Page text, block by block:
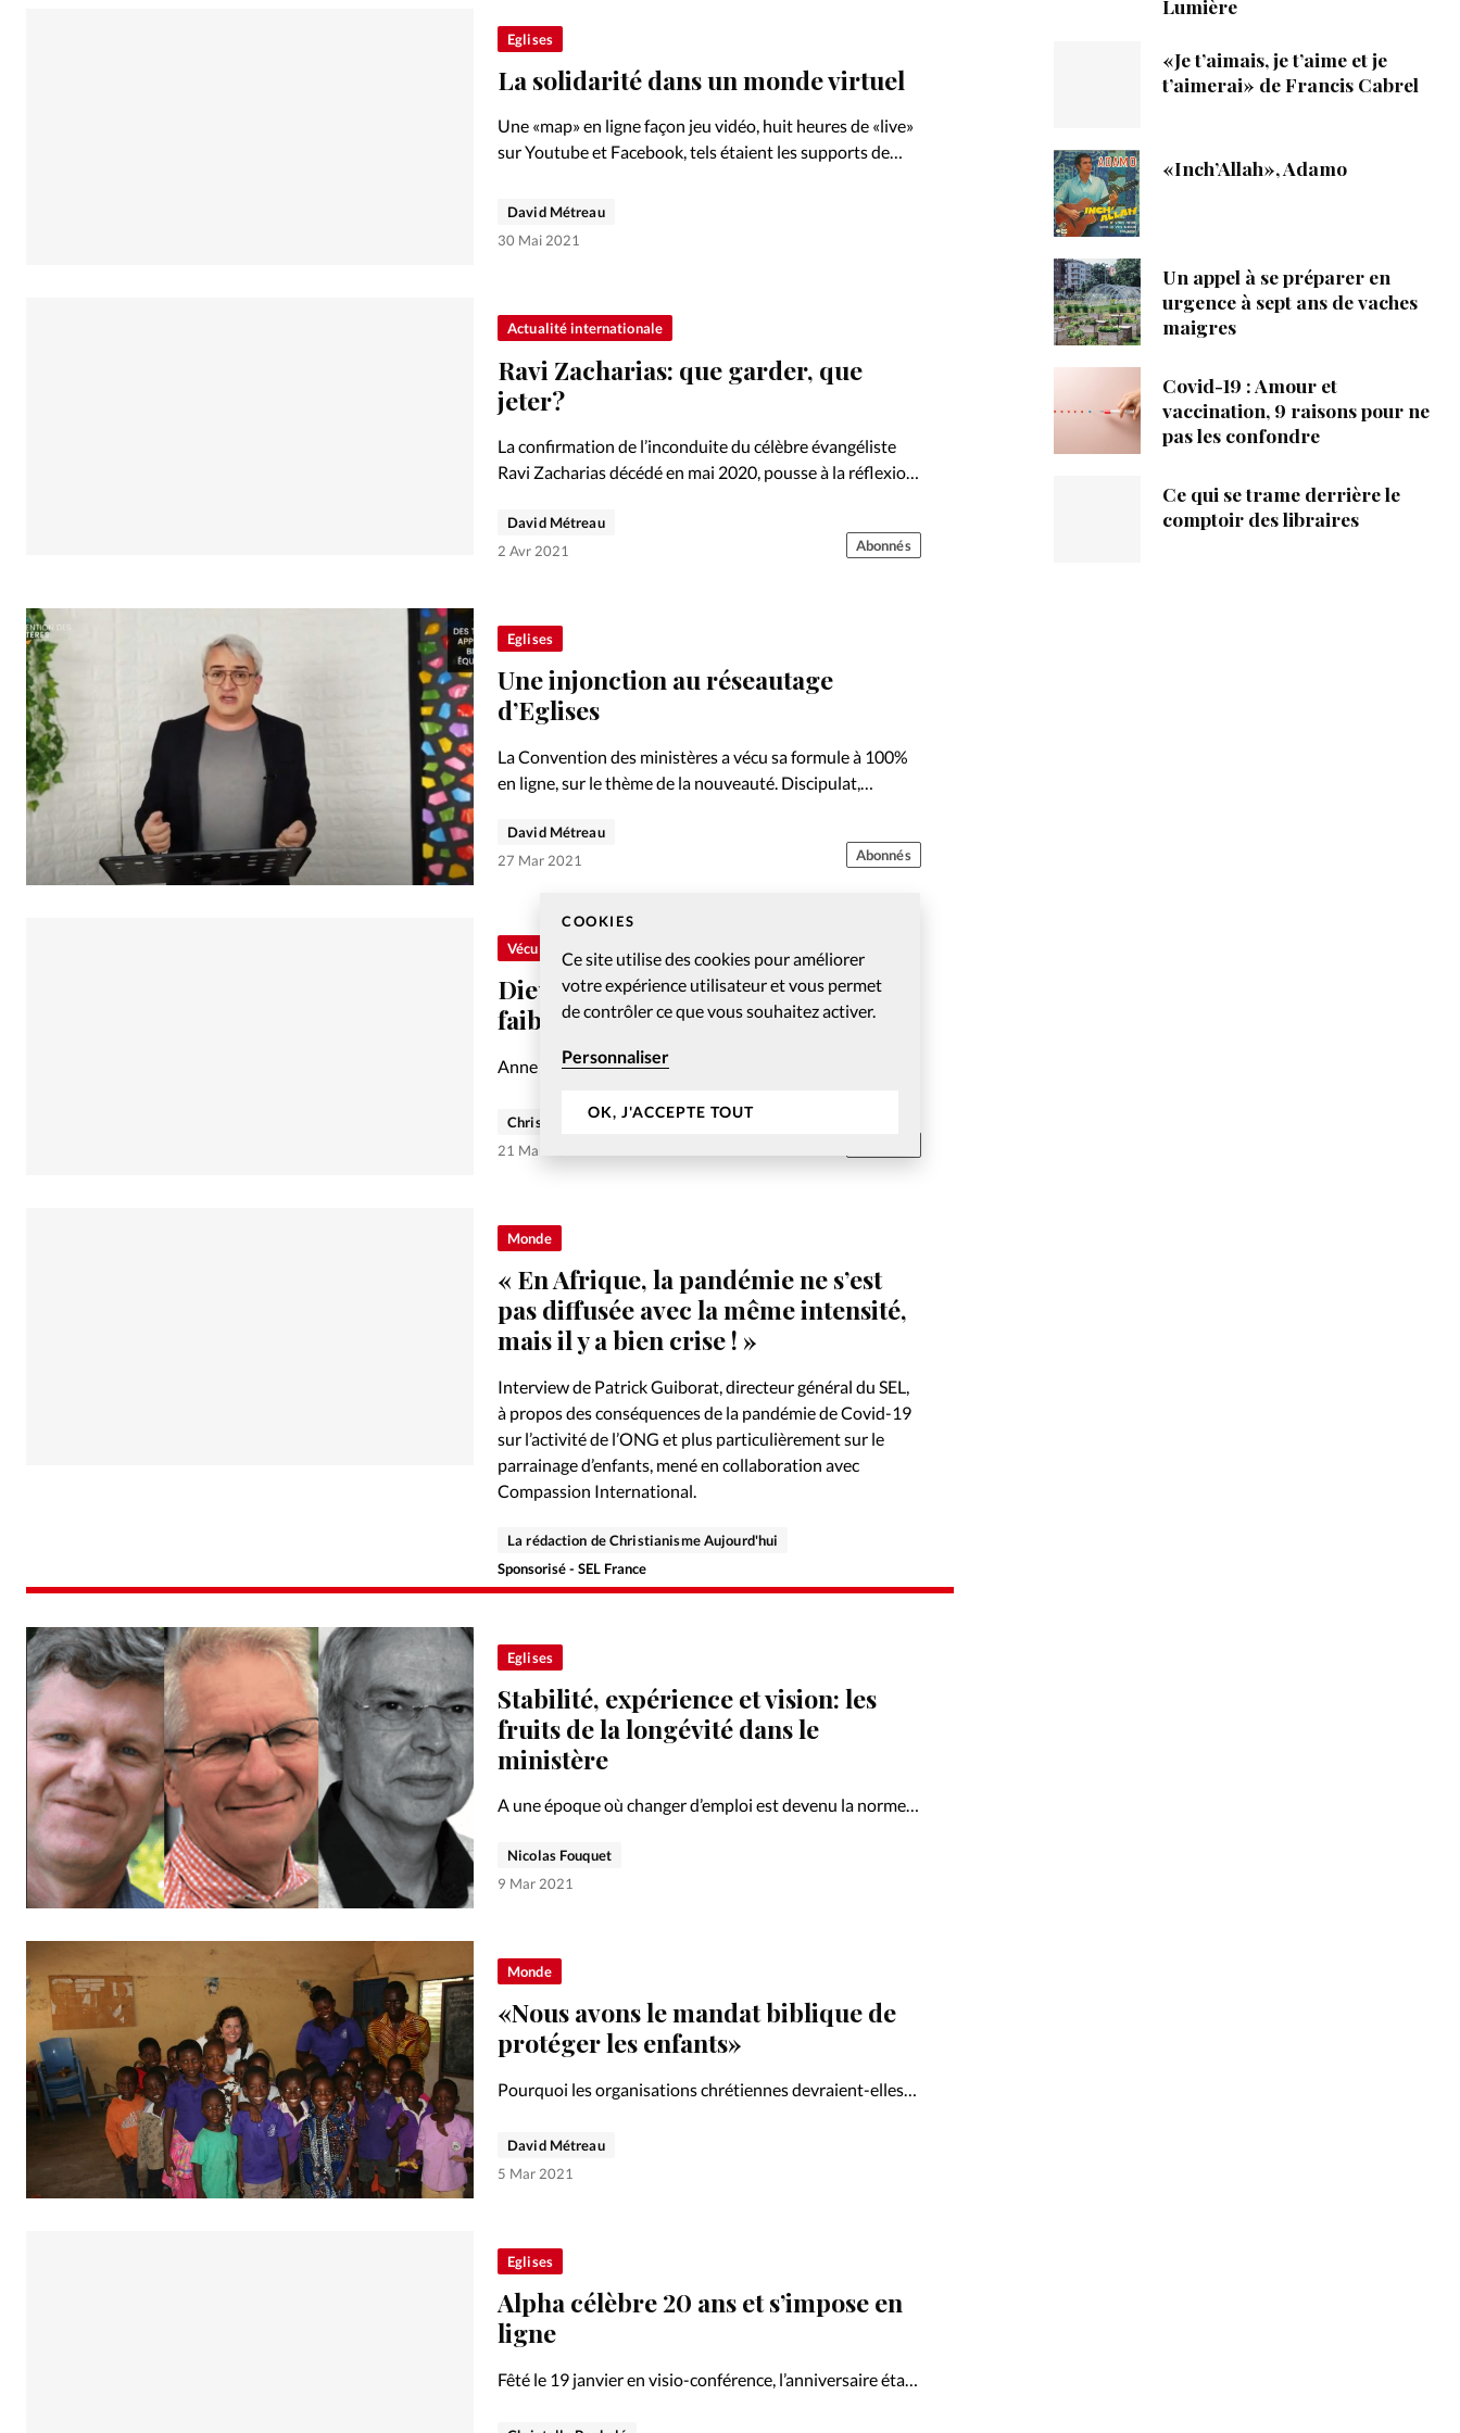
COOKIES
Ce site utilise des cookies pour améliorer
votre expérience utilisateur et vous permet
de contrôler ce que vous souhaitez activer.
Personnaliser
OK, J'ACCEPTE TOUT
Eglises
La solidarité dans un monde virtuel
Une «map» en ligne façon jeu vidéo, huit heures de «live»
sur Youtube et Facebook, tels étaient les supports de
l’occasion de ses quarante ans.
David Métreau
30 Mai 2021
Actualité internationale
Ravi Zacharias: que garder, que
jeter?
La confirmation de l’inconduite du célèbre évangéliste
Ravi Zacharias décédé en mai 2020, pousse à la réflexion.
David Métreau
2 Avr 2021
Abonnés
Eglises
Une injonction au réseautage
d’Eglises
La Convention des ministères a vécu sa formule à 100%
en ligne, sur le thème de la nouveauté. Discipulat,
autres été abordés.
David Métreau
27 Mar 2021
Abonnés
Vécu
Dieu se manifeste aussi dans la
faiblesse
Anne Schweitzer est engagée à temps plein comme
l’association Compagnons de Route, le pôle lyonnais de
la Fédération protestante de France (FPF) et
Christelle Bankolé
21 Mar 2021
Monde
« En Afrique, la pandémie ne s’est
pas diffusée avec la même intensité,
mais il y a bien crise ! »
Interview de Patrick Guiborat, directeur général du SEL,
à propos des conséquences de la pandémie de Covid-19
sur l’activité de l’ONG et plus particulièrement sur le
parrainage d’enfants, mené en collaboration avec
Compassion International.
Sponsorisé - SEL France
La rédaction de Christianisme Aujourd'hui
Eglises
Stabilité, expérience et vision: les
fruits de la longévité dans le
ministère
A une époque où changer d’emploi est devenu la norme,
mêmes postes durant plusieurs décennies. Rencontre
avec trois personnes qui ont fait preuve de longévité…
Nicolas Fouquet
9 Mar 2021
Monde
«Nous avons le mandat biblique de
protéger les enfants»
Pourquoi les organisations chrétiennes devraient-elles
enfants? Le point avec Megan Kelly, responsable de la
protection de l’enfance au sein de l’ONG Compassion
David Métreau
5 Mar 2021
Eglises
Alpha célèbre 20 ans et s’impose en
ligne
Fêté le 19 janvier en visio-conférence, l’anniversaire était
Lumière
«Je t’aimais, je t’aime et je
t’aimerai» de Francis Cabrel
«Inch’Allah», Adamo
Un appel à se préparer en
urgence à sept ans de vaches
maigres
Covid-19 : Amour et
vaccination, 9 raisons pour ne
pas les confondre
Ce qui se trame derrière le
comptoir des libraires